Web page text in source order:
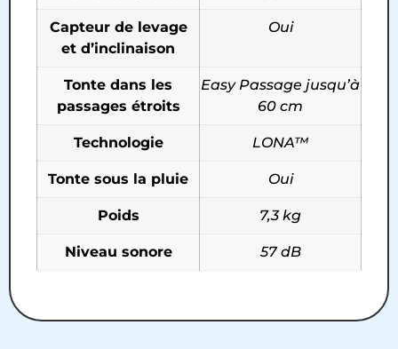
Capteur de levage
et d’inclinaison
Oui
Tonte dans les
passages étroits
Easy Passage jusqu’à
60 cm
Technologie LONA™
Tonte sous la pluie Oui
Poids 7,3 kg
Niveau sonore 57 dB